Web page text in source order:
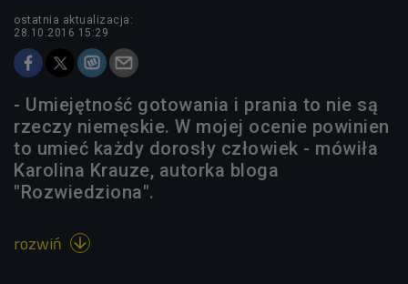
ostatnia aktualizacja:
28.10.2016 15:29
- Umiejętność gotowania i prania to nie są
rzeczy niemęskie. W mojej ocenie powinien
to umieć każdy dorosły człowiek - mówiła
Karolina Krauze, autorka bloga
"Rozwiedziona".
rozwiń 